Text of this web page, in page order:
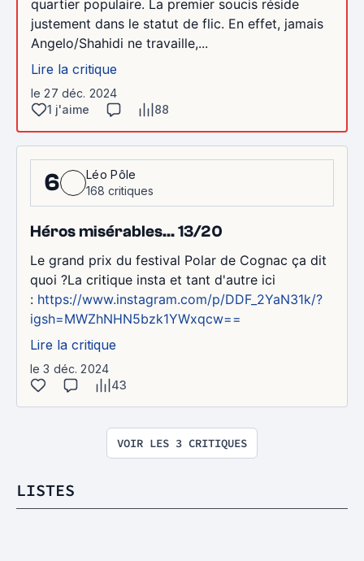
quartier populaire. La premier soucis réside
justement dans le statut de flic. En effet, jamais
Angelo/Shahidi ne travaille,...
Lire la critique
le 27 déc. 2024
1 j'aime
88
6
Léo Pôle
168 critiques
Héros misérables... 13/20
Le grand prix du festival Polar de Cognac ça dit
quoi ?La critique insta et tant d'autre ici
: https://www.instagram.com/p/DDF_2YaN31k/?
igsh=MWZhNHN5bzk1YWxqcw==
Lire la critique
le 3 déc. 2024
43
VOIR LES 3 CRITIQUES
LISTES